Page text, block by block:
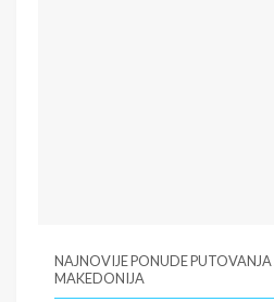
NAJNOVIJE PONUDE
MAKEDONIJA